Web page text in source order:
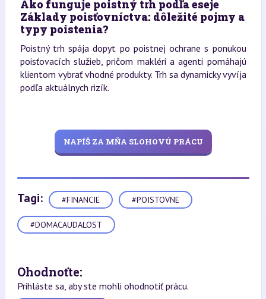
Ako funguje poistný trh podľa eseje
Základy poisťovníctva: dôležité pojmy a
typy poistenia?
Poistný trh spája dopyt po poistnej ochrane s ponukou
poisťovacích služieb, pričom makléri a agenti pomáhajú
klientom vybrať vhodné produkty. Trh sa dynamicky vyvíja
podľa aktuálnych rizík.
NAPÍŠ ZA MŇA SLOHOVÚ PRÁCU
Tagi: #FINANCIE #POISTOVNE
#DOMACAUDALOST
Ohodnoťte:
Prihláste sa, aby ste mohli ohodnotiť prácu.